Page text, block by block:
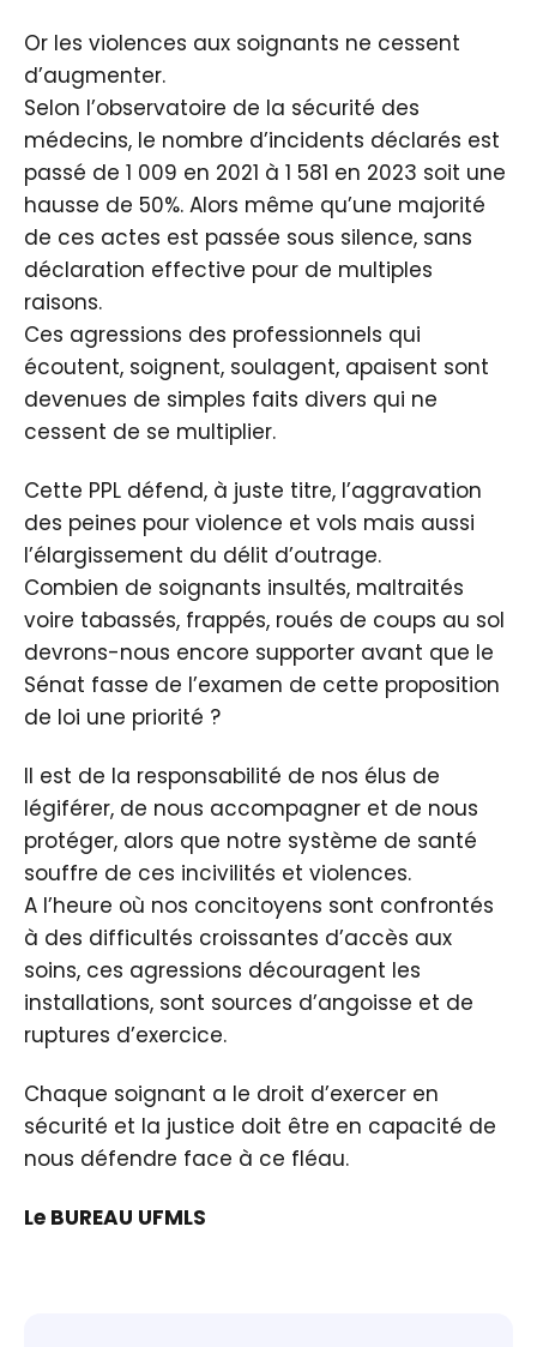
Or les violences aux soignants ne cessent
d’augmenter.
Selon l’observatoire de la sécurité des
médecins, le nombre d’incidents déclarés est
passé de 1 009 en 2021 à 1 581 en 2023 soit une
hausse de 50%. Alors même qu’une majorité
de ces actes est passée sous silence, sans
déclaration effective pour de multiples
raisons.
Ces agressions des professionnels qui
écoutent, soignent, soulagent, apaisent sont
devenues de simples faits divers qui ne
cessent de se multiplier.
Cette PPL défend, à juste titre, l’aggravation
des peines pour violence et vols mais aussi
l’élargissement du délit d’outrage.
Combien de soignants insultés, maltraités
voire tabassés, frappés, roués de coups au sol
devrons-nous encore supporter avant que le
Sénat fasse de l’examen de cette proposition
de loi une priorité ?
Il est de la responsabilité de nos élus de
légiférer, de nous accompagner et de nous
protéger, alors que notre système de santé
souffre de ces incivilités et violences.
A l’heure où nos concitoyens sont confrontés
à des difficultés croissantes d’accès aux
soins, ces agressions découragent les
installations, sont sources d’angoisse et de
ruptures d’exercice.
Chaque soignant a le droit d’exercer en
sécurité et la justice doit être en capacité de
nous défendre face à ce fléau.
Le BUREAU UFMLS